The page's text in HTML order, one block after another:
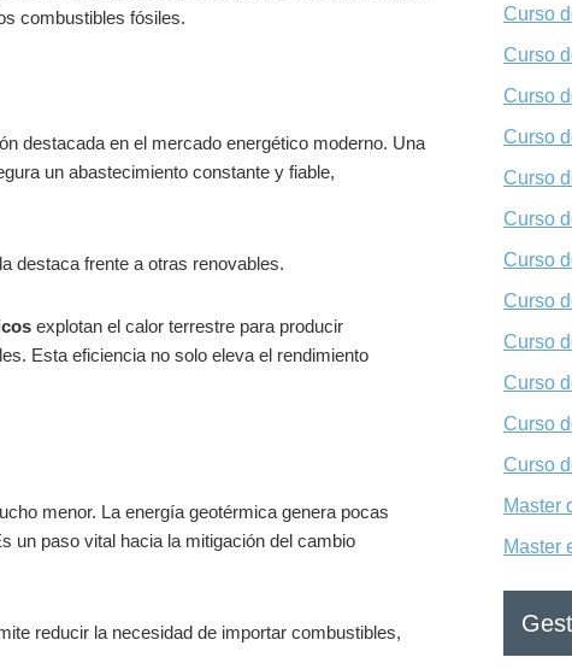
combustibles fósiles.
destacada en el mercado energético moderno. Una
un abastecimiento constante y fiable,
destaca frente a otras renovables.
explotan el calor terrestre para producir
Esta eficiencia no solo eleva el rendimiento
menor. La energía geotérmica genera pocas
un paso vital hacia la mitigación del cambio
reducir la necesidad de importar combustibles,
Curso
Curso
Curso
Curso
Curso
Curso
Curso
Curso
Curso
Curso
Curso
Curso
Master
Master